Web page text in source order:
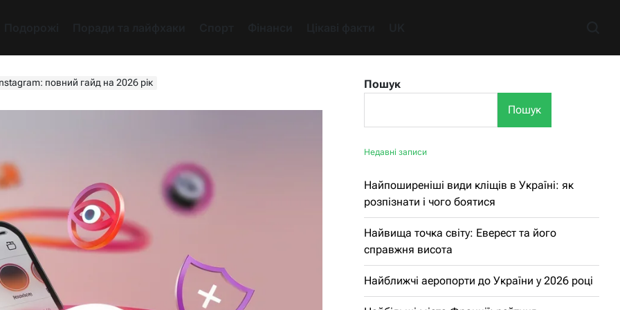
повний гайд на 2026 рік
Пошук
Пошук
Недавні записи
Найпоширеніші види кліщів в Україні: як
розпізнати і чого боятися
Найвища точка світу: Еверест та його
справжня висота
Найближчі аеропорти до України у 2026 році